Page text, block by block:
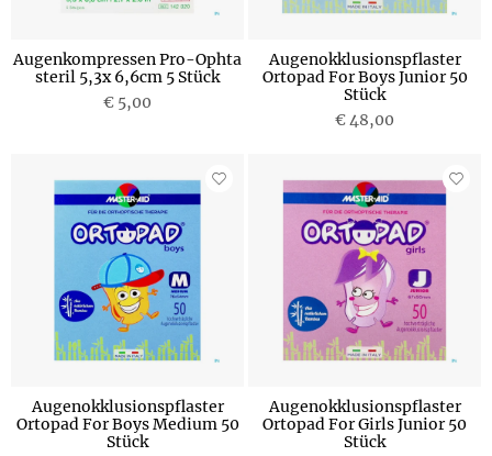
Augenkompressen Pro-Ophta
steril 5,3x 6,6cm 5 Stück
€ 5,00
Augenokklusionspflaster
Ortopad For Boys Junior 50
Stück
€ 48,00
Augenokklusionspflaster
Ortopad For Boys Medium 50
Stück
Augenokklusionspflaster
Ortopad For Girls Junior 50
Stück